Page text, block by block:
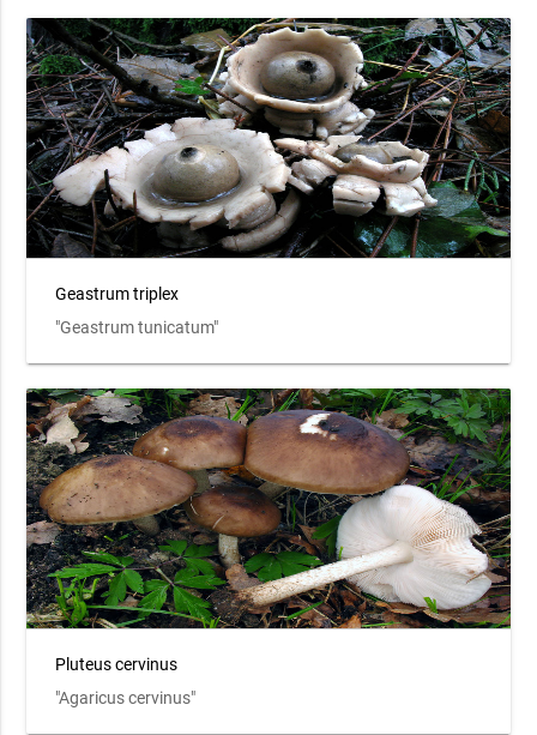
Geastrum triplex
"Geastrum tunicatum"
Pluteus cervinus
"Agaricus cervinus"